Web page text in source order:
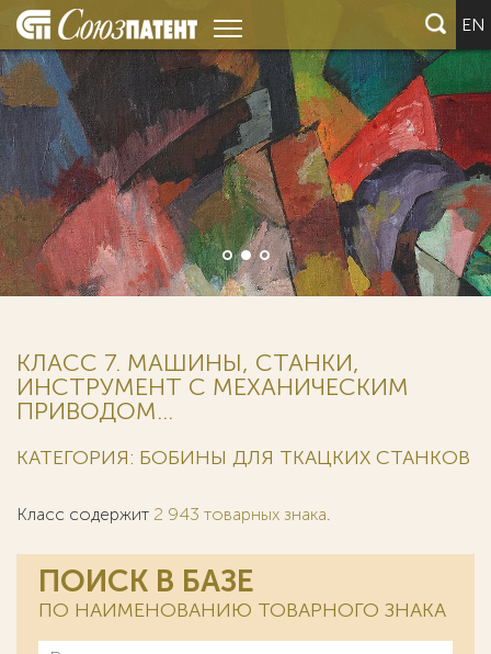
EN
КЛАСС 7. МАШИНЫ, СТАНКИ,
ИНСТРУМЕНТ С МЕХАНИЧЕСКИМ
ПРИВОДОМ...
КАТЕГОРИЯ: БОБИНЫ ДЛЯ ТКАЦКИХ СТАНКОВ
Класс содержит 2 943 товарных знака.
ПОИСК В БАЗЕ
ПО НАИМЕНОВАНИЮ ТОВАРНОГО ЗНАКА